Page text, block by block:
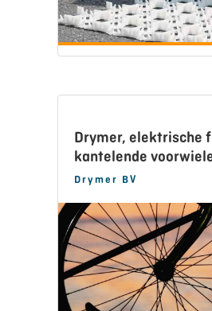
Drymer, elektrische
kantelende
Drymer BV